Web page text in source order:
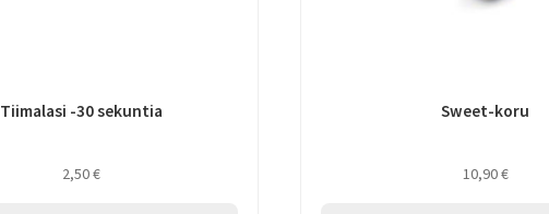
Tiimalasi -30 sekuntia
2,50€
Sweet-koru
10,90€